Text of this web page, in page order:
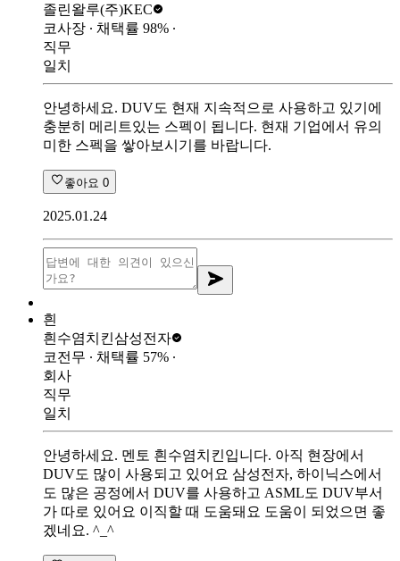
졸린왈루(주)KEC
코사장 ∙ 채택률 98% ∙
직무
일치
안녕하세요. DUV도 현재 지속적으로 사용하고 있기에
충분히 메리트있는 스펙이 됩니다. 현재 기업에서 유의
미한 스펙을 쌓아보시기를 바랍니다.
좋아요 0
2025.01.24
흰
흰수염치킨삼성전자
코전무 ∙ 채택률 57% ∙
회사
직무
일치
안녕하세요. 멘토 흰수염치킨입니다. 아직 현장에서
DUV도 많이 사용되고 있어요 삼성전자, 하이닉스에서
도 많은 공정에서 DUV를 사용하고 ASML도 DUV부서
가 따로 있어요 이직할 때 도움돼요 도움이 되었으면 좋
겠네요. ^_^